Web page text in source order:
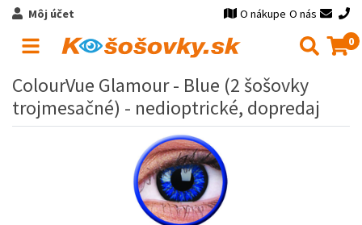
Môj účet O nákupe O nás
0
ColourVue Glamour - Blue (2 šošovky
trojmesačné) - nedioptrické, dopredaj